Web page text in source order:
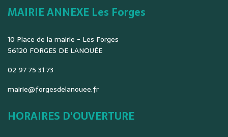
MAIRIE ANNEXE Les Forges
10 Place de la mairie - Les Forges
56120 FORGES DE LANOUÉE
02 97 75 31 73
mairie@forgesdelanouee.fr
HORAIRES D'OUVERTURE